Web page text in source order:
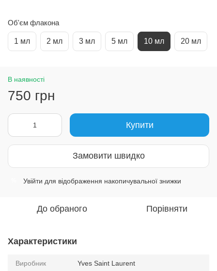
Об'єм флакона
1 мл 2 мл 3 мл 5 мл 10 мл 20 мл
В наявності
750 грн
Купити
Замовити швидко
Увійти для відображення накопичувальної знижки
До обраного Порівняти
Характеристики
Виробник Yves Saint Laurent